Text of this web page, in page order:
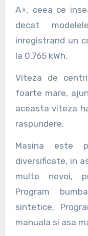
A+, ceea ce
decat
inregistrand un
la 0.765 kWh.
Viteza de
foarte mare,
aceasta viteza
raspundere.
Masina este
diversificate, in
multe nevoi,
Program
sintetice,
manuala si asa